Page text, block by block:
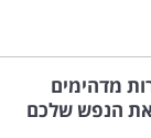
מדהימים
הנפש שלכם